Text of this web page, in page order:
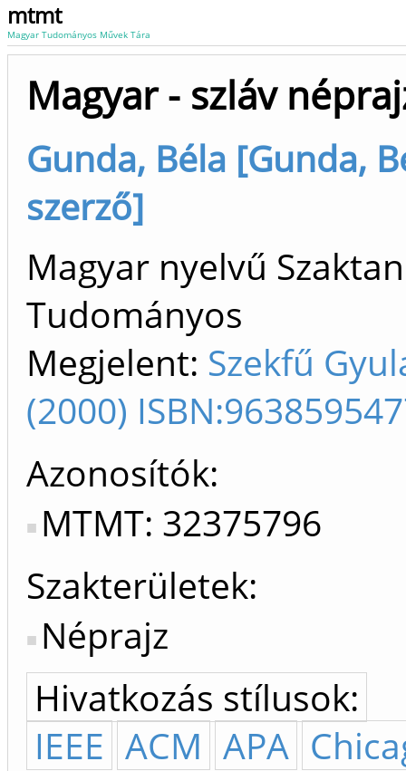
mtmt
Magyar Tudományos Művek Tára
Magyar - szláv
Gunda, Béla [Gunda,
szerző]
Magyar nyelvű
Tudományos
Megjelent: Szekfű
(2000)
Azonosítók
MTMT: 32375796
Szakterületek:
Néprajz
Hivatkozás stílusok:
IEEE ACM APA